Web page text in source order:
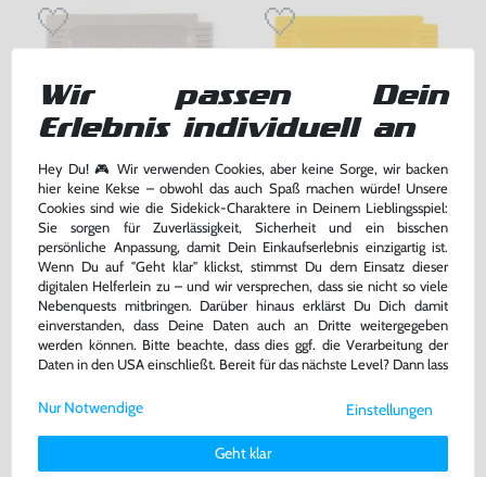
Tetris
Modul, gebraucht
nur34,99 €
Warenkorb
Pokemon Gelbe Edition
DEUTSCH, Modul, gebraucht
nur86,99 €
Warenkorb
DAS HABEN ANDERE DAZU
GEKAUFT
Wir passen Dein
Erlebnis individuell an
Hey Du! 🎮 Wir verwenden Cookies, aber keine Sorge, wir backen
hier keine Kekse – obwohl das auch Spaß machen würde! Unsere
Cookies sind wie die Sidekick-Charaktere in Deinem Lieblingsspiel:
Sie sorgen für Zuverlässigkeit, Sicherheit und ein bisschen
persönliche Anpassung, damit Dein Einkaufserlebnis einzigartig ist.
Wenn Du auf "Geht klar" klickst, stimmst Du dem Einsatz dieser
digitalen Helferlein zu – und wir versprechen, dass sie nicht so viele
Nebenquests mitbringen. Darüber hinaus erklärst Du Dich damit
einverstanden, dass Deine Daten auch an Dritte weitergegeben
werden können. Bitte beachte, dass dies ggf. die Verarbeitung der
Daten in den USA einschließt. Bereit für das nächste Level? Dann lass
Weitere Informationen zu den von uns verwendeten Cookies und
Deinen Rechten als Nutzer findest Du in unsererDaten­schutz­
Impressum.
Einstellungen
Geht klar
Nur Notwendige